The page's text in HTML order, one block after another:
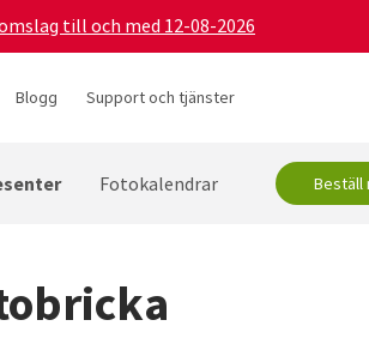
till och med 12-08-2026
Blogg Support och tjänster
Fotokalendrar Beställ